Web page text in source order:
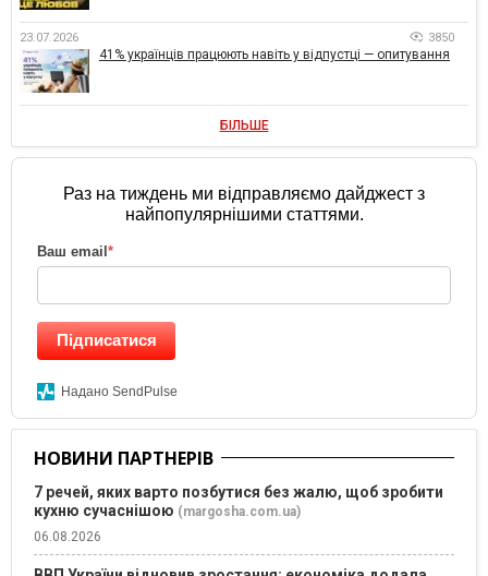
23.07.2026 3850
41% українців працюють навіть у відпустці — опитування
БІЛЬШЕ
Раз на тиждень ми відправляємо дайджест з
найпопулярнішими статтями.
Ваш email*
Підписатися
Надано SendPulse
НОВИНИ ПАРТНЕРІВ
7 речей, яких варто позбутися без жалю, щоб зробити
кухню сучаснішою (margosha.com.ua)
06.08.2026